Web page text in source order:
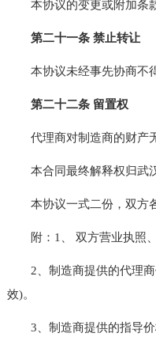
本协议的变更或附加条款
第二十一条 禁止转让
本协议未经事先协商不
第二十二条 留置权
代理商对制造商的财产无
本合同最终解释权归武
本协议一式二份，双方各
附：1、 双方营业执照、
2、制造商提供的代理商
效)。
3、制造商提供的指导价